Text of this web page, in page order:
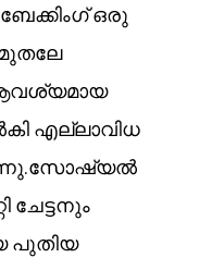
ഒരു
എല്ലാവിധ
ചേട്ടനും
പുതിയ